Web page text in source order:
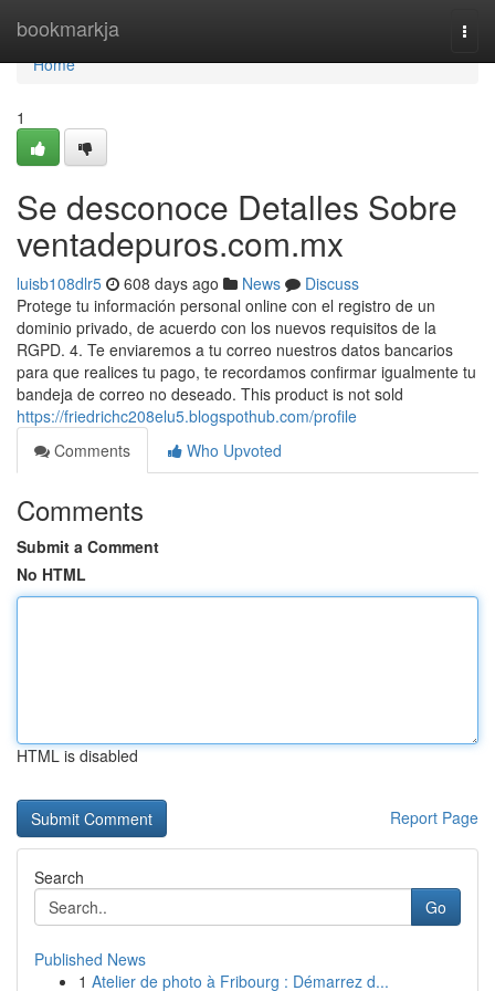
bookmarkja
Home
Home
1
Se desconoce Detalles Sobre
ventadepuros.com.mx
luisb108dlr5 608 days ago News
Discuss
Protege tu información personal online con el registro de un
dominio privado, de acuerdo con los nuevos requisitos de la
RGPD. 4. Te enviaremos a tu correo nuestros datos bancarios
para que realices tu pago, te recordamos confirmar igualmente tu
bandeja de correo no deseado. This product is not sold
https://friedrichc208elu5.blogspothub.com/profile
Comments
Who Upvoted
Comments
Submit a Comment
No HTML
HTML is disabled
Report Page
Search
Go
Published News
1 Atelier de photo à Fribourg : Démarrez d...